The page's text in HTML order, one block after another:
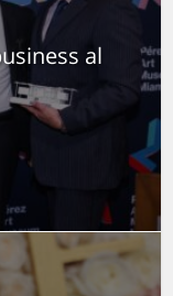
al